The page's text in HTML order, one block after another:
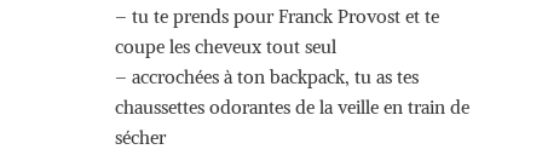
– tu te prends pour Franck Provost et te
coupe les cheveux tout seul
– accrochées à ton backpack, tu as tes
chaussettes odorantes de la veille en train de
sécher